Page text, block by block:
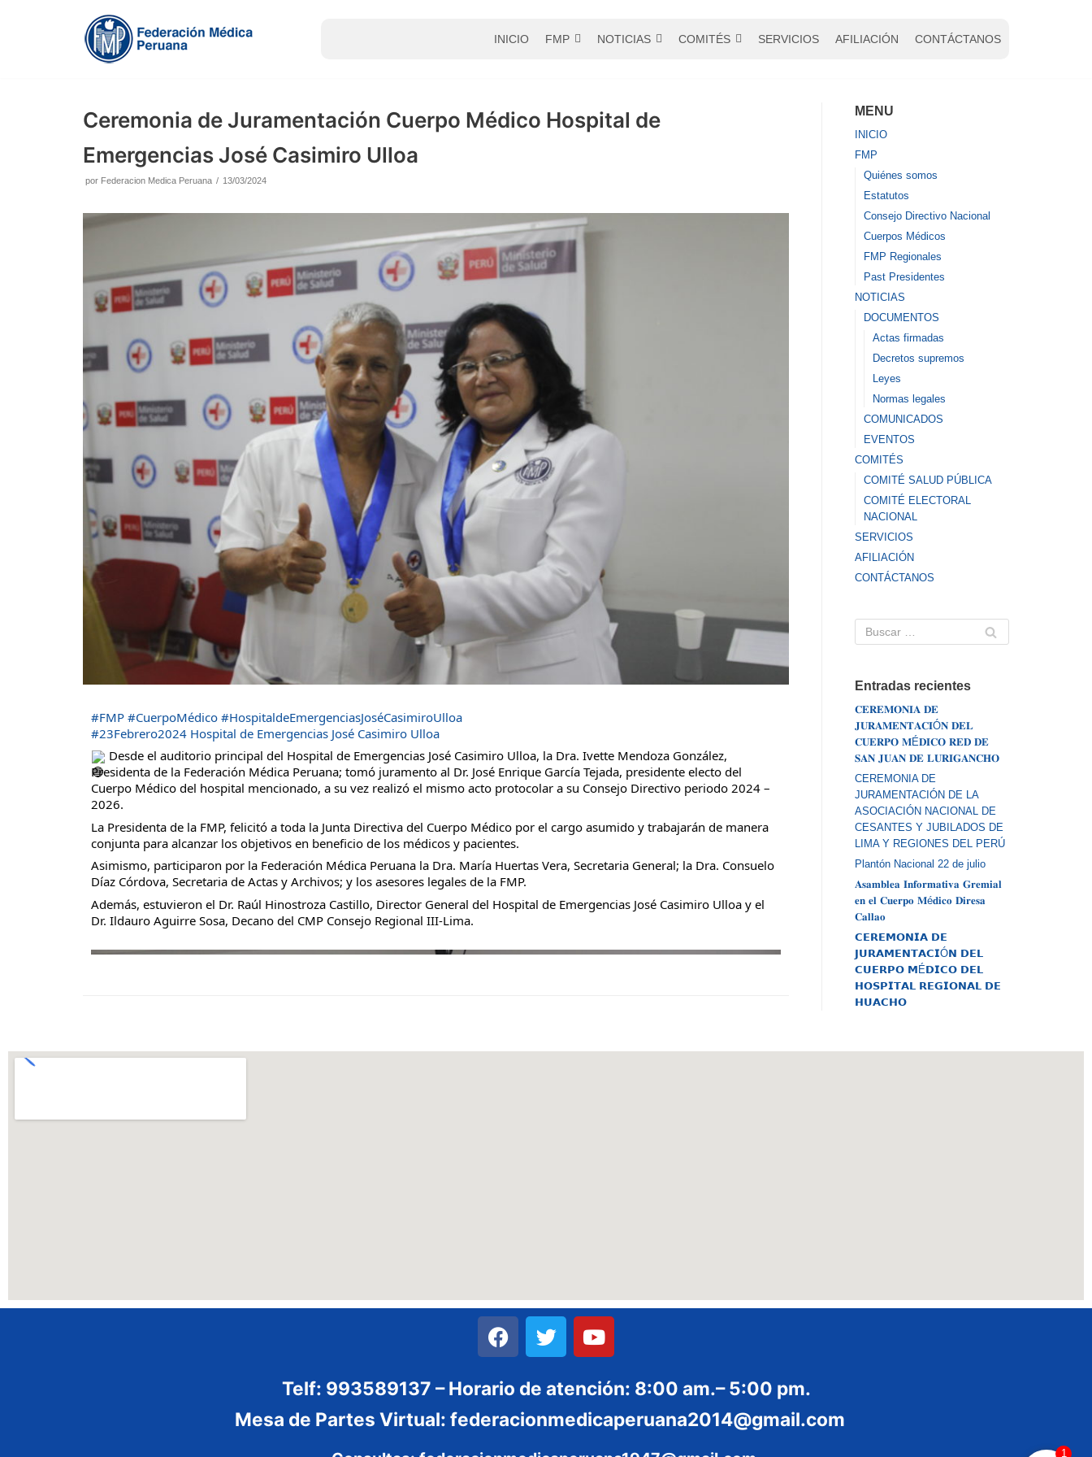
INICIO FMP NOTICIAS COMITÉS SERVICIOS AFILIACIÓN CONTÁCTANOS
Ceremonia de Juramentación Cuerpo Médico Hospital de
Emergencias José Casimiro Ulloa
por Federacion Medica Peruana 13/03/2024
#FMP #CuerpoMédico #HospitaldeEmergenciasJoséCasimiroUlloa
#23Febrero2024 Hospital de Emergencias José Casimiro Ulloa
Desde el auditorio principal del Hospital de Emergencias José Casimiro Ulloa, la Dra. Ivette Mendoza González,
Presidenta de la Federación Médica Peruana; tomó juramento al Dr. José Enrique García Tejada, presidente electo del
Cuerpo Médico del hospital mencionado, a su vez realizó el mismo acto protocolar a su Consejo Directivo periodo 2024 –
2026.
La Presidenta de la FMP, felicitó a toda la Junta Directiva del Cuerpo Médico por el cargo asumido y trabajarán de manera
conjunta para alcanzar los objetivos en beneficio de los médicos y pacientes.
Asimismo, participaron por la Federación Médica Peruana la Dra. María Huertas Vera, Secretaria General; la Dra. Consuelo
Díaz Córdova, Secretaria de Actas y Archivos; y los asesores legales de la FMP.
Además, estuvieron el Dr. Raúl Hinostroza Castillo, Director General del Hospital de Emergencias José Casimiro Ulloa y el
Dr. Ildauro Aguirre Sosa, Decano del CMP Consejo Regional III-Lima.
MENU
INICIO
FMP
Quiénes somos
Estatutos
Consejo Directivo Nacional
Cuerpos Médicos
FMP Regionales
Past Presidentes
NOTICIAS
DOCUMENTOS
Actas firmadas
Decretos supremos
Leyes
Normas legales
COMUNICADOS
EVENTOS
COMITÉS
COMITÉ SALUD PÚBLICA
COMITÉ ELECTORAL
NACIONAL
SERVICIOS
AFILIACIÓN
CONTÁCTANOS
Entradas recientes
𝐂𝐄𝐑𝐄𝐌𝐎𝐍𝐈𝐀 𝐃𝐄
𝐉𝐔𝐑𝐀𝐌𝐄𝐍𝐓𝐀𝐂𝐈Ó𝐍 𝐃𝐄𝐋
𝐂𝐔𝐄𝐑𝐏𝐎 𝐌É𝐃𝐈𝐂𝐎 𝐑𝐄𝐃 𝐃𝐄
𝐒𝐀𝐍 𝐉𝐔𝐀𝐍 𝐃𝐄 𝐋𝐔𝐑𝐈𝐆𝐀𝐍𝐂𝐇𝐎
CEREMONIA DE
JURAMENTACIÓN DE LA
ASOCIACIÓN NACIONAL DE
CESANTES Y JUBILADOS DE
LIMA Y REGIONES DEL PERÚ
Plantón Nacional 22 de julio
𝐀𝐬𝐚𝐦𝐛𝐥𝐞𝐚 𝐈𝐧𝐟𝐨𝐫𝐦𝐚𝐭𝐢𝐯𝐚 𝐆𝐫𝐞𝐦𝐢𝐚𝐥
𝐞𝐧 𝐞𝐥 𝐂𝐮𝐞𝐫𝐩𝐨 𝐌é𝐝𝐢𝐜𝐨 𝐃𝐢𝐫𝐞𝐬𝐚
𝐂𝐚𝐥𝐥𝐚𝐨
𝗖𝗘𝗥𝗘𝗠𝗢𝗡𝗜𝗔 𝗗𝗘
𝗝𝗨𝗥𝗔𝗠𝗘𝗡𝗧𝗔𝗖𝗜Ó𝗡 𝗗𝗘𝗟
𝗖𝗨𝗘𝗥𝗣𝗢 𝗠É𝗗𝗜𝗖𝗢 𝗗𝗘𝗟
𝗛𝗢𝗦𝗣𝗜𝗧𝗔𝗟 𝗥𝗘𝗚𝗜𝗢𝗡𝗔𝗟 𝗗𝗘
𝗛𝗨𝗔𝗖𝗛𝗢
Telf: 993589137 – Horario de atención: 8:00 am.– 5:00 pm.
Mesa de Partes Virtual: federacionmedicaperuana2014@gmail.com
1